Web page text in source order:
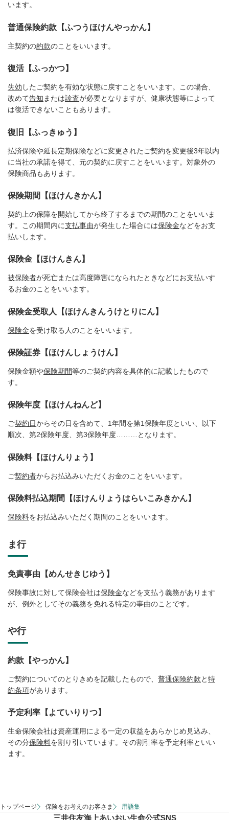
います。
普通保険約款【ふつうほけんやっかん】
主契約の約款のことをいいます。
復活【ふっかつ】
失効 したご契約を有効な状態に戻すことをいいます。この場合、
改めて告知 または診査が必要となりますが、健康状態等によって
は復活できないこともあります。
復旧【ふっきゅう】
払済保険や延長定期保険などに変更されたご契約を変更後3年以内
に当社の承諾を得て、元の契約に戻すことをいいます。対象外の
保険商品もあります。
保険期間【ほけんきかん】
契約上の保障を開始してから終了するまでの期間のことをいいま
す。この期間内に支払事由が発生した場合には保険金などをお支
払いします。
保険金【ほけんきん】
被保険者が死亡または高度障害になられたときなどにお支払いす
るお金のことをいいます。
保険金受取人【ほけんきんうけとりにん】
保険金を受け取る人のことをいいます。
保険証券【ほけんしょうけん】
保険金額や保険期間等のご契約内容を具体的に記載したもので
す。
保険年度【ほけんねんど】
ご契約日からその日を含めて、1年間を第1保険年度といい、以下
順次、第2保険年度、第3保険年度………となります。
保険料【ほけんりょう】
ご契約者からお払込みいただくお金のことをいいます。
保険料払込期間【ほけんりょうはらいこみきかん】
保険料をお払込みいただく期間のことをいいます。
ま行
免責事由【めんせきじゆう】
保険事故に対して保険会社は保険金などを支払う義務があります
が、例外としてその義務を免れる特定の事由のことです。
や行
約款【やっかん】
ご契約についてのとりきめを記載したもので、 普通保険約款と特
約条項があります。
予定利率【よていりりつ】
生命保険会社は資産運用による一定の収益をあらかじめ見込み、
その分保険料を割り引いています。その割引率を予定利率といい
ます。
トップページ 保険をお考えのお客さま 用語集
三井住友海上あいおい生命公式SNS